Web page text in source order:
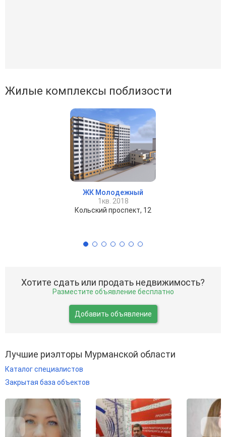
Жилые комплексы поблизости
ЖК Молодежный
1кв. 2018
Кольский проспект, 12
Хотите сдать или продать недвижимость?
Разместите объявление бесплатно
Добавить объявление
Лучшие риэлторы Мурманской области
Каталог специалистов
Закрытая база объектов